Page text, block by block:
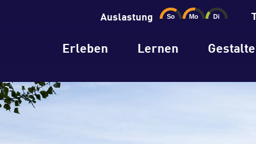
Auslastung
Erleben Lernen